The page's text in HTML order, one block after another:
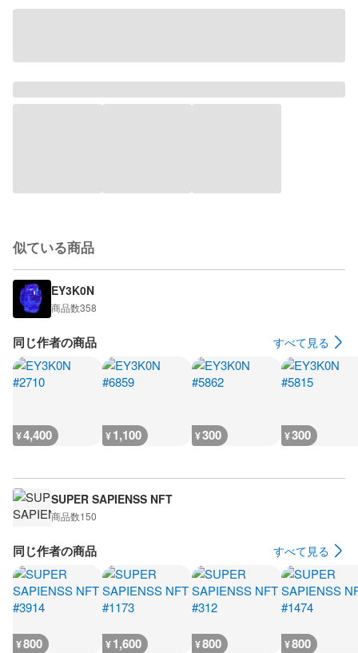
似ている商品
EY3K0N
商品数358
同じ作者の商品 すべて見る
¥4,400 ¥1,100 ¥300 ¥300
SUPER SAPIENSS NFT
商品数150
同じ作者の商品 すべて見る
¥800 ¥1,600 ¥800 ¥800